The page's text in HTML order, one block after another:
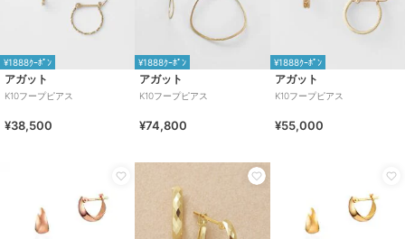
¥1888ｸｰﾎﾟﾝ
アガット
K10フープピアス
¥38,500
¥1888ｸｰﾎﾟﾝ
アガット
K10フープピアス
¥74,800
¥1888ｸｰﾎﾟﾝ
アガット
K10フープピアス
¥55,000